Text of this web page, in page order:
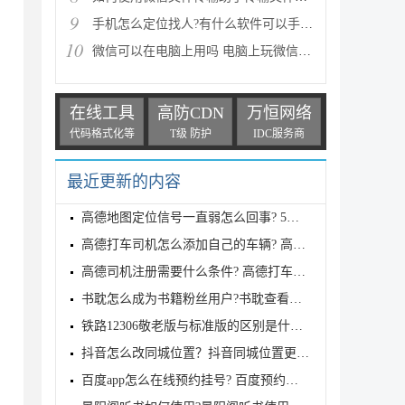
9 手机怎么定位找人?有什么软件可以手机定位找人
10 微信可以在电脑上用吗 电脑上玩微信的方法
在线工具
代码格式化等
高防CDN
T级 防护
万恒网络
IDC服务商
最近更新的内容
高德地图定位信号一直弱怎么回事? 5个实用设置方法快速解决
高德打车司机怎么添加自己的车辆? 高德绑定车辆的图文教程
高德司机注册需要什么条件? 高德打车车主注册流程
书耽怎么成为书籍粉丝用户?书耽查看充值记录全攻略
铁路12306敬老版与标准版的区别是什么? 12306敬老版切换到标准版的教程
抖音怎么改同城位置？抖音同城位置更换教程
百度app怎么在线预约挂号? 百度预约挂号就诊的图文教程